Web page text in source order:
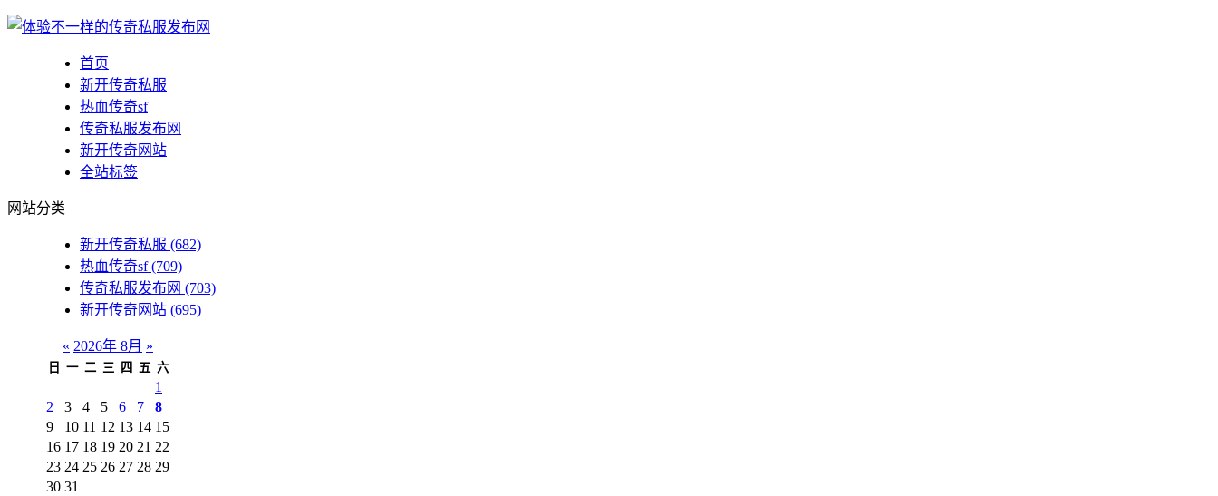
首页
新开传奇私服
热血传奇sf
传奇私服发布网
新开传奇网站
全站标签
网站分类
新开传奇私服 (682)
热血传奇sf(709)
传奇私服发布网 (703)
新开传奇网站 (695)
« 2026年 8月 »
日 一 二 三 四 五 六
1
2
3 4 5 6 7
8
9
10 11 12 13 14 15
16 17 18 19 20 21 22
23 24 25 26 27 28 29
30 31